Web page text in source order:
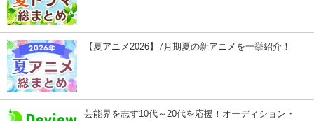
【夏アニメ2026】7月期夏の新アニメを一挙紹介！
芸能界を志す10代～20代を応援！オーディション・